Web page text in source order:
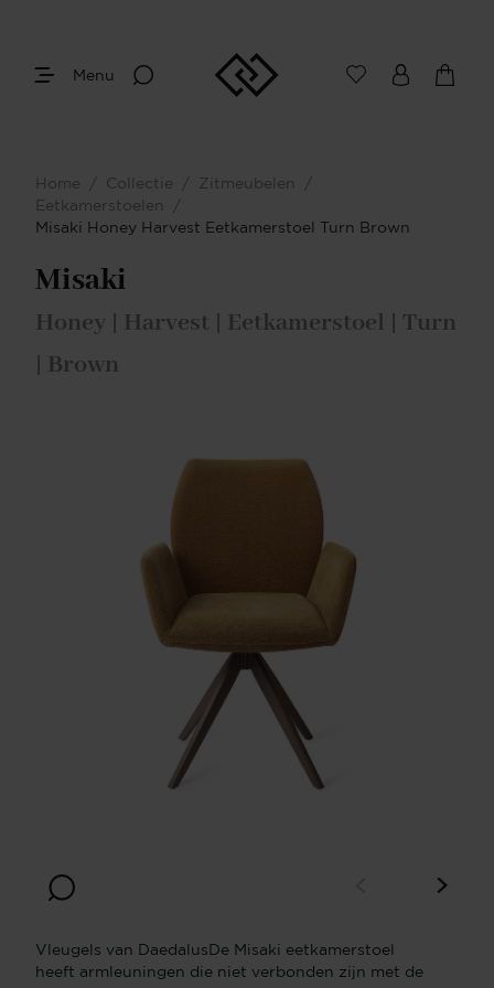
Menu
Home / Collectie / Zitmeubelen
/
Eetkamerstoelen
/
Misaki Honey Harvest Eetkamerstoel Turn Brown
Misaki
Honey | Harvest | Eetkamerstoel | Turn
| Brown
Vleugels van DaedalusDe Misaki eetkamerstoel
heeft armleuningen die niet verbonden zijn met de